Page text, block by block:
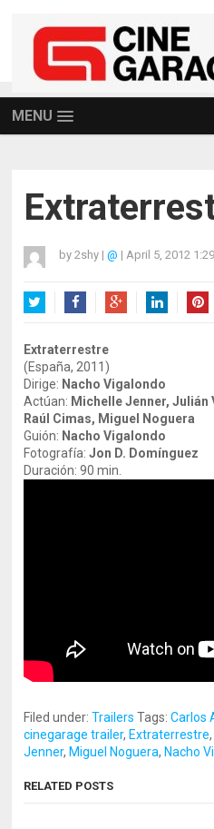
MENU
by2shy | @ | April 5, 2012
Extraterrestre
(España, 2011)
Dirige: Nacho Vigalondo
Actúan: Michelle Jenner,
Raúl Cimas, Miguel Noguera
Guión: Nacho Vigalondo
Fotografía:Jon D. Domínguez
Duración: 90 min.
Filed under:Trailers Tags:Carlos
cinegarage trailer, Extraterrestre
Jenner, Miguel Noguera, Nacho
RELATED POSTS